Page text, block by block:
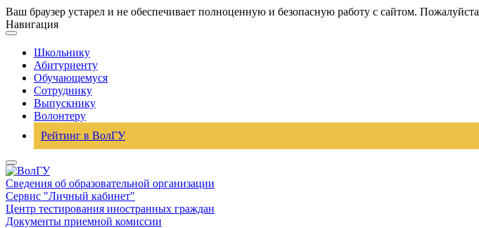
Ваш браузер устарел и не обеспечивает полноценную и безопасную работу с сайтом. Пожалуйста
Навигация
Школьнику
Абитуриенту
Обучающемуся
Сотруднику
Выпускнику
Волонтеру
Рейтинг в ВолГУ
Сведения об образовательной организации
Сервис "Личный кабинет"
Центр тестирования иностранных граждан
Документы приемной комиссии